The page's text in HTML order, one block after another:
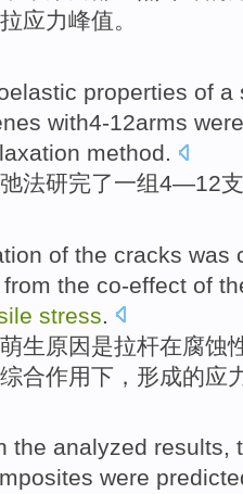
拉应力峰值。
properties of a
with4-12arms
method.
法研完了一组4—12支
of the cracks was
from the co-effect of
stress
萌生 原因是拉杆在腐蚀
综合作用下， 形成的应
the analyzed results,
were